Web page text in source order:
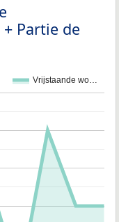
Partie de
Vrijstaande wo…